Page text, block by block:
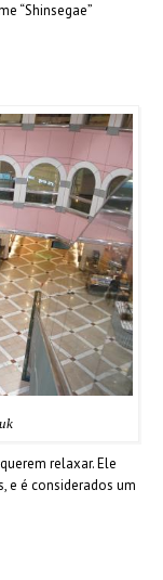
“Shinsegae”
relaxar. Ele
e é considerados um